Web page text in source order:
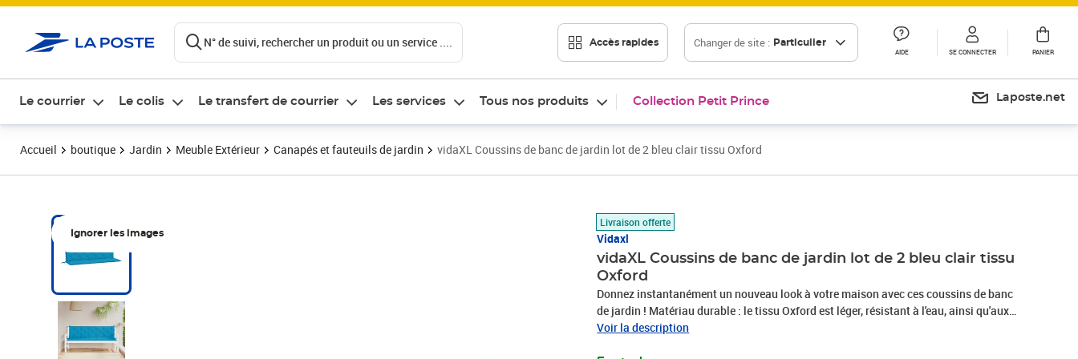
N° de suivi, rechercher un produit ou un service .... Accès rapides Changer de site : Particulier
AIDE SE CONNECTER PANIER
Le courrier Le colis Le transfert de courrier Les services Tous nos produits Collection Petit Prince Laposte.net
Accueil boutique Jardin Meuble Extérieur Canapés et fauteuils de jardin vidaXL Coussins de banc de jardin lot de 2 bleu clair tissu Oxford
Ignorer les images
Livraison offerte
Vidaxl
vidaXL Coussins de banc de jardin lot de 2 bleu clair tissu
Oxford
Donnez instantanément un nouveau look à votre maison avec ces coussins de banc
de jardin ! Matériau durable : le tissu Oxford est léger, résistant à l'eau, ainsi qu'aux
dommages et à la saleté. Le fil utilisé pour le tissage rend le tissu durable et
Voir la description
Prix barré 46,99 €
Prix 37,39€